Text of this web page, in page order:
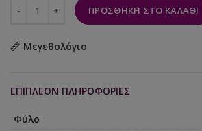
ΠΡΟΣΘΉΚΗ ΣΤΟ ΚΑΛΆΘΙ
Μεγεθολόγιο
ΕΠΙΠΛΈΟΝ ΠΛΗΡΟΦΟΡΊΕΣ
Φύλο